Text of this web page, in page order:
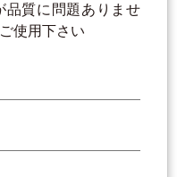
品質に問題ありませ
使用下さい